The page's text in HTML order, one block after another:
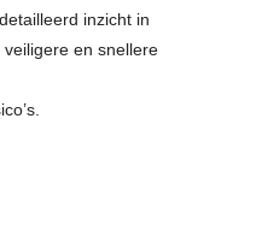
inzicht in
en snellere